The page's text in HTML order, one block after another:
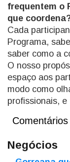
frequentem o
que
Cada
Programa,
saber como a
O nosso
espaço aos
modo como
profissionais,
Comentários
Negócios